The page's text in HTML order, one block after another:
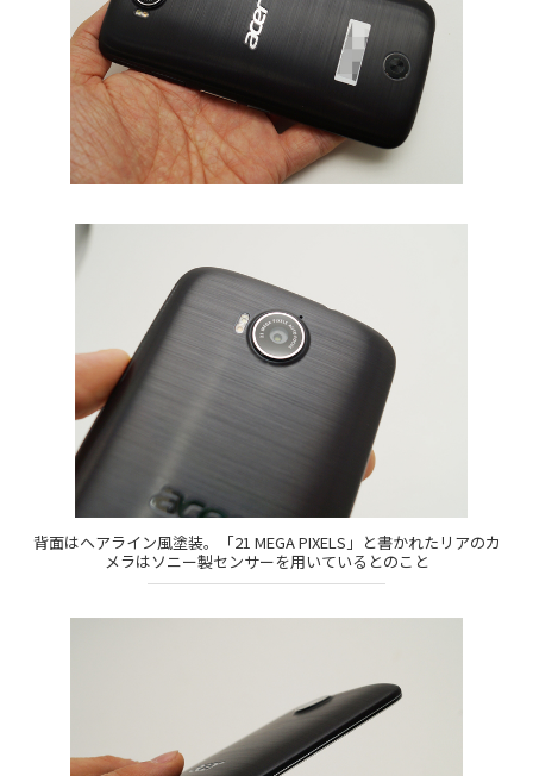
背面はヘアライン風塗装。「21 MEGA PIXELS」と書かれたリアのカ
メラはソニー製センサーを用いているとのこと